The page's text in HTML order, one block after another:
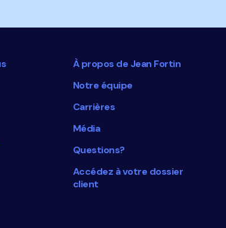
À propos de Jean Fortin
Notre équipe
Carrières
Média
Questions?
Accédez à votre dossier
client